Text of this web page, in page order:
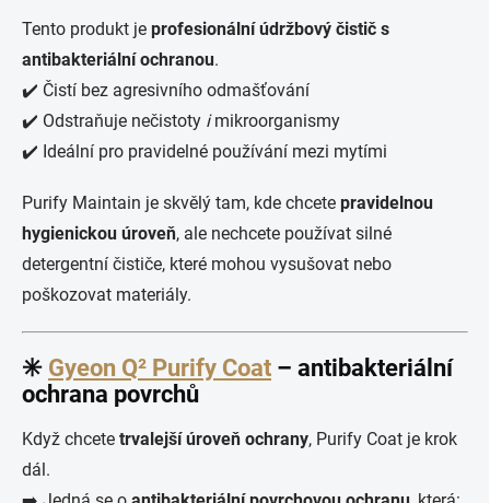
Tento produkt je profesionální údržbový čistič s
antibakteriální ochranou.
✔️ Čistí bez agresivního odmašťování
✔️ Odstraňuje nečistoty imikroorganismy
✔️ Ideální pro pravidelné používání mezi mytími
Purify Maintain je skvělý tam, kde chcete pravidelnou
hygienickou úroveň, ale nechcete používat silné
detergentní čističe, které mohou vysušovat nebo
poškozovat materiály.
✳️ Gyeon Q² Purify Coat – antibakteriální
ochrana povrchů
Když chcete trvalejší úroveň ochrany, Purify Coat je krok
dál.